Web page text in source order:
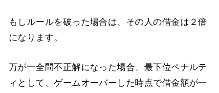
もしルールを破った場合は、その人の借金は２倍
になります。
万が一全問不正解になった場合、最下位ペナルテ
ィとして、ゲームオーバーした時点で借金額が一